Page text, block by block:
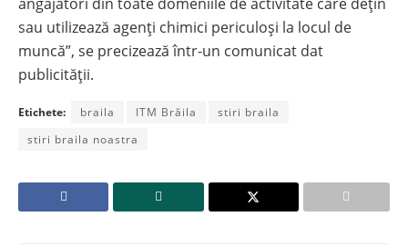
sau utilizează agenți chimici periculoși la locul de
muncă”, se precizează într-un comunicat dat
publicității.
Etichete: braila ITM Brăila
stiri braila
stiri braila noastra